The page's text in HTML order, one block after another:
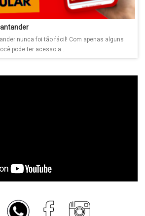
nunca foi tão fácil! Com apenas alguns
pode ter acesso a...